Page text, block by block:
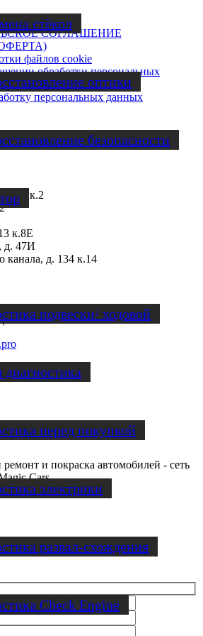
стёкол
оптики
безопасности
подвески/ ходовой
перед покупкой
электрики
развал-схождения
Check Engine
СОГЛАШЕНИЕ
файлов cookie
обработки персональных
персональных данных
д. 48 к.2
к.8Е
д. 47И
канала, д. 134 к.14
51-85
и покраска автомобилей - сеть
Cars